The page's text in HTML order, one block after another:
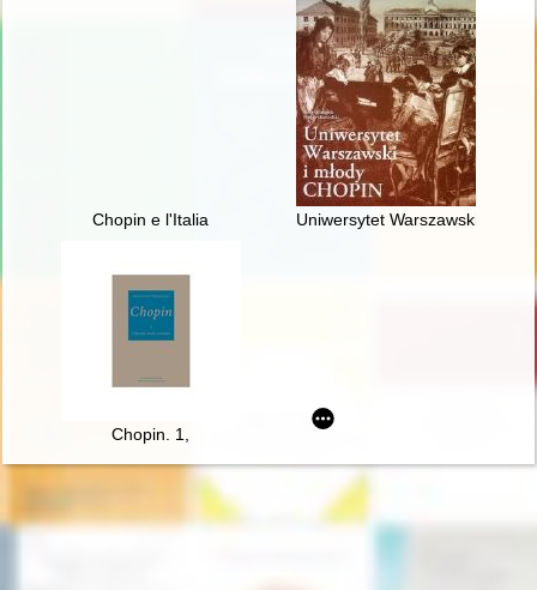
Chopin e l'Italia Uniwersytet Warszawski i
Chopin. 1,